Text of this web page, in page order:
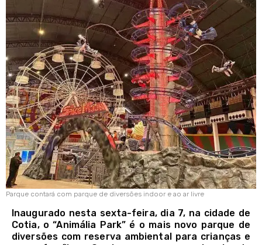
Parque contará com parque de diversões indoor e ao ar livre
Inaugurado nesta sexta-feira, dia 7, na cidade de
Cotia, o “Animália Park” é o mais novo parque de
diversões com reserva ambiental para crianças e